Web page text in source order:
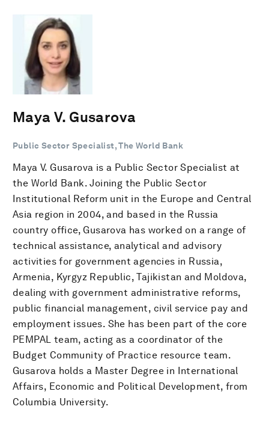
Maya V. Gusarova
Public Sector Specialist, The World Bank
Maya V. Gusarova is a Public Sector Specialist at
the World Bank. Joining the Public Sector
Institutional Reform unit in the Europe and Central
Asia region in 2004, and based in the Russia
country office, Gusarova has worked on a range of
technical assistance, analytical and advisory
activities for government agencies in Russia,
Armenia, Kyrgyz Republic, Tajikistan and Moldova,
dealing with government administrative reforms,
public financial management, civil service pay and
employment issues. She has been part of the core
PEMPAL team, acting as a coordinator of the
Budget Community of Practice resource team.
Gusarova holds a Master Degree in International
Affairs, Economic and Political Development, from
Columbia University.